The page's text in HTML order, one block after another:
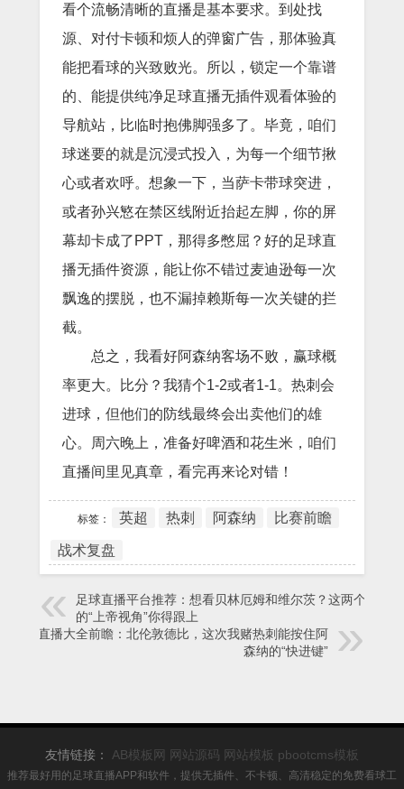
看个流畅清晰的直播是基本要求。到处找
源、对付卡顿和烦人的弹窗广告，那体验真
能把看球的兴致败光。所以，锁定一个靠谱
的、能提供纯净足球直播无插件观看体验的
导航站，比临时抱佛脚强多了。毕竟，咱们
球迷要的就是沉浸式投入，为每一个细节揪
心或者欢呼。想象一下，当萨卡带球突进，
或者孙兴慜在禁区线附近抬起左脚，你的屏
幕却卡成了PPT，那得多憋屈？好的足球直
播无插件资源，能让你不错过麦迪逊每一次
飘逸的摆脱，也不漏掉赖斯每一次关键的拦
截。
总之，我看好阿森纳客场不败，赢球概
率更大。比分？我猜个1-2或者1-1。热刺会
进球，但他们的防线最终会出卖他们的雄
心。周六晚上，准备好啤酒和花生米，咱们
直播间里见真章，看完再来论对错！
标签： 英超 热刺 阿森纳 比赛前瞻
战术复盘
足球直播平台推荐：想看贝林厄姆和维尔茨？这两个天才
的“上帝视角”你得跟上
足球直播大全前瞻：北伦敦德比，这次我赌热刺能按住阿
森纳的“快进键”
友情链接： AB模板网 网站源码 网站模板 pbootcms模板
推荐最好用的足球直播APP和软件，提供无插件、不卡顿、高清稳定的免费看球工